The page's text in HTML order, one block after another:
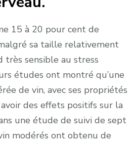
15 à 20 pour cent de
sa taille relativement
très sensible au stress
études ont montré qu’une
de vin, avec ses propriétés
des effets positifs sur la
une étude de suivi de sept
modérés ont obtenu de